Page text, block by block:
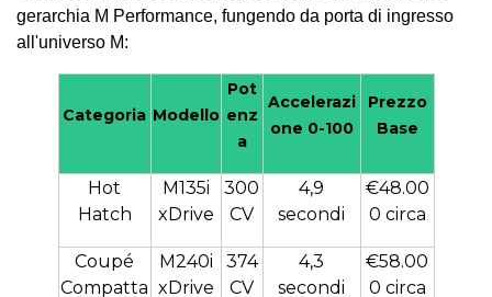
gerarchia M Performance, fungendo da porta di ingresso
all'universo M:
Categoria Modello
Pot
enz
a
Accelerazi
one 0-100
Prezzo
Base
Hot
Hatch
M135i
xDrive
300
CV
4,9
secondi
€48.00
0 circa
Coupé
Compatta
M240i
xDrive
374
CV
4,3
secondi
€58.00
0 circa